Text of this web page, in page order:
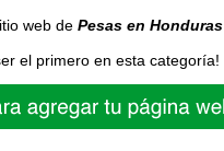
web de Pesas en Honduras
el primero en esta categoría!